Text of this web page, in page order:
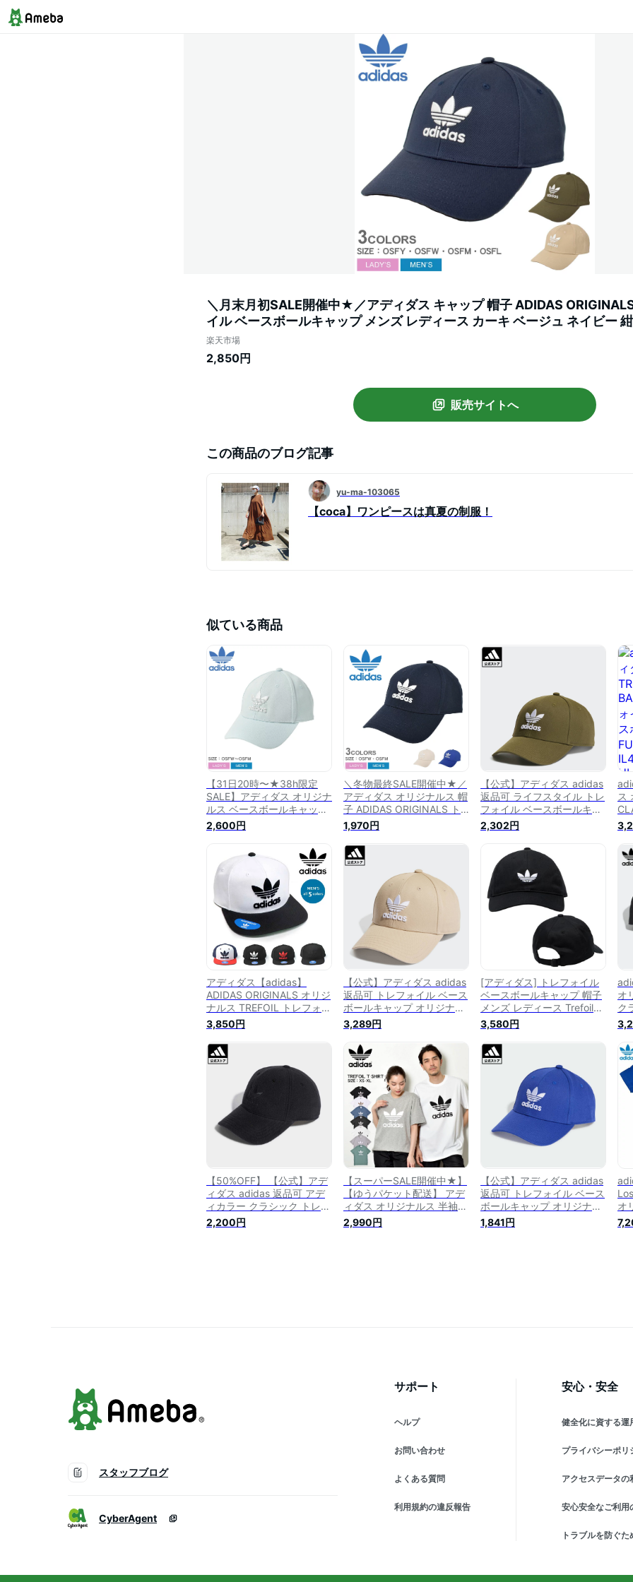
＼月末月初SALE開催中★／アディダス キャップ 帽子 ADIDAS
イル ベースボールキャップ メンズ レディース カーキ ベージュ ネイビー
オリジナルス TREFOIL BASEBALL CAP HL9324 HL9326 HL9327 ブラン
楽天市場
2,850円
販売サイトへ
この商品のブログ記事
yu-ma-103065
【coca】ワンピースは真夏の制服！
似ている商品
【31日20時〜★38h限定
SALE】アディダス オリジナ
ルス ベースボールキャップ
ADIDAS ORIGINALS トレフ
ォイル ベースボールキャッ
プ メンズ レディース ブル
ー 青 Trefoil Baseball Cap
HL9325 帽子 キャップ ロゴ
シンプル 刺繍 カジュアル
アウトドア 人気 定番
2,600円
＼冬物最終SALE開催中★／
アディダス オリジナルス 帽
子 ADIDAS ORIGINALS ト
レフォイル ベースボールキ
ャップ メンズ レディース
ブルー ネイビー ピンク ベ
ージュ TREFOIL BASEBALL
CAP IB9967 IB9969
IB9971 BBキャップ ブラン
ド ロゴ 刺繍 人気 定番
1,970円
【公式】アディダス adidas
返品可 ライフスタイル トレ
フォイル ベースボールキャ
ップ オリジナルス ユニセッ
クス アクセサリー 帽子 緑
グリーン HL9324
2,302円
ス
ト
ー
アディダス【adidas】
ADIDAS ORIGINALS オリジ
ナルス TREFOIL トレフォイ
ル CHAIN SNAPBACK スナ
ップバック ベースボールキ
ャップ メンズ レディース
CAP スナップバック【あす
3,850円
【公式】アディダス adidas
返品可 トレフォイル ベース
ボールキャップ オリジナル
ス メンズ レディース アク
セサリー 帽子 キャップ ベ
ージュ HL9326
summershop22
3,289円
[アディダス] トレフォイル
ベースボールキャップ 帽子
メンズ レディース Trefoil
Baseball Cap [並行輸入品]
3,580円
オ
ク
ャ
【50%OFF】 【公式】アデ
ィダス adidas 返品可 アデ
ィカラー クラシック トレフ
ォイル ウィンター ベースボ
ールキャップ オリジナルス
2,200円
【スーパーSALE開催中★】
【ゆうパケット配送】 アデ
ィダス オリジナルス 半袖T
シャツ ADIDAS ORIGINALS
トレフォイル半袖Tシャツ
2,990円
【公式】アディダス adidas
返品可 トレフォイル ベース
ボールキャップ オリジナル
ス メンズ レディース アク
セサリー 帽子 キャップ 青
1,841円
オ
LA
【
スタッフブログ
CyberAgent
サポート
ヘルプ
お問い合わせ
よくある質問
利用規約の違反報告
安心・安全
健全化に資する運
プライバシーポリ
アクセスデータの
安心安全なご利用
トラブルを防ぐた